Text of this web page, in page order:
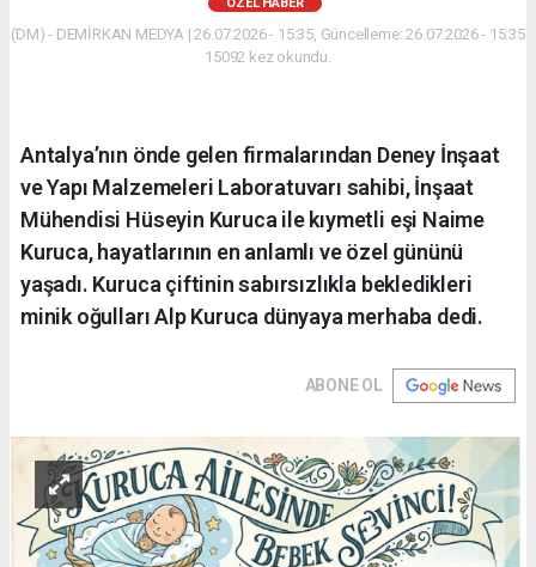
(DM) - DEMİRKAN MEDYA | 26.07.2026 - 15:35, Güncelleme: 26.07.2026 - 15:35
15092 kez okundu.
Antalya’nın önde gelen firmalarından Deney İnşaat
ve Yapı Malzemeleri Laboratuvarı sahibi, İnşaat
Mühendisi Hüseyin Kuruca ile kıymetli eşi Naime
Kuruca, hayatlarının en anlamlı ve özel gününü
yaşadı. Kuruca çiftinin sabırsızlıkla bekledikleri
minik oğulları Alp Kuruca dünyaya merhaba dedi.
ABONE OL